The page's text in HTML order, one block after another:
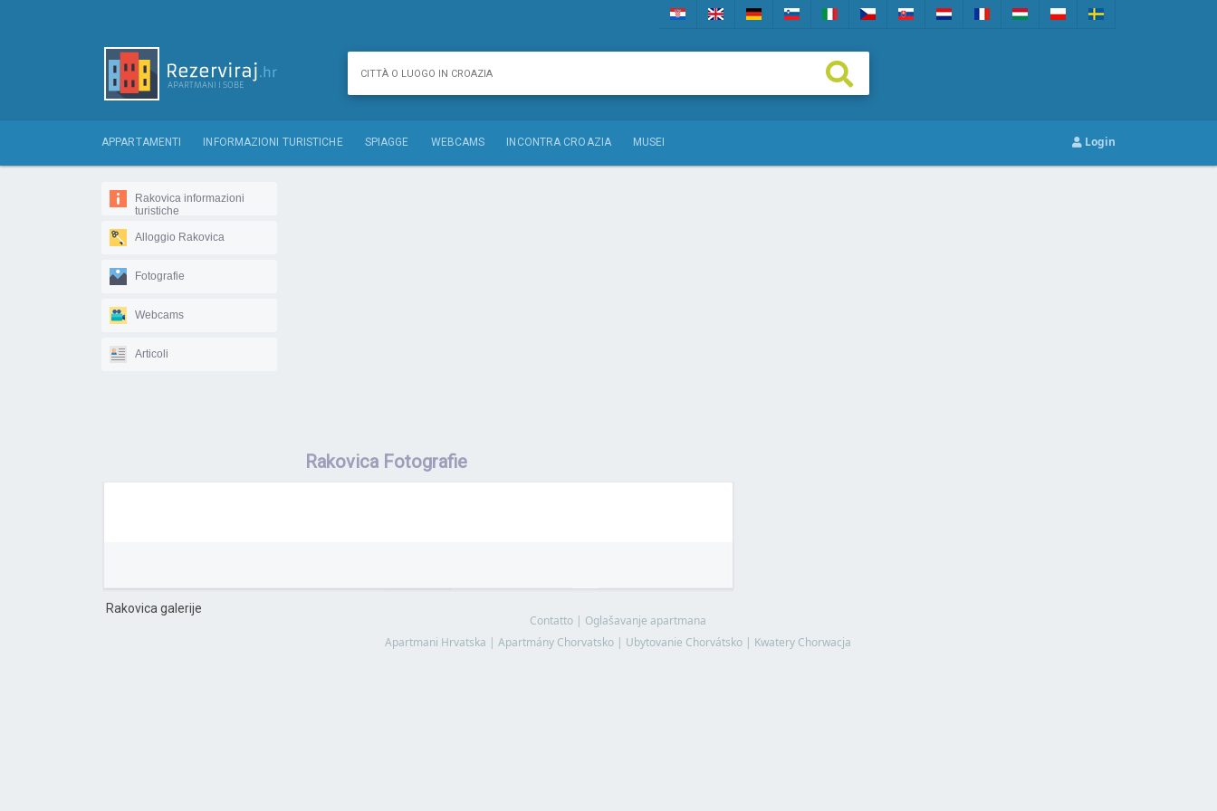
APPARTAMENTI INFORMAZIONI TURISTICHE SPIAGGE WEBCAMS INCONTRA CROAZIA MUSEI Login
Rakovica informazioni
turistiche
Alloggio Rakovica
Fotografie
Webcams
Articoli
Rakovica Fotografie
Rakovica galerije
Contatto| Oglašavanje apartmana
Apartmani Hrvatska | Apartmány Chorvatsko| Ubytovanie Chorvátsko| Kwatery Chorwacja